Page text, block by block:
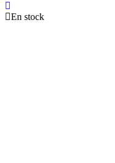
En stock